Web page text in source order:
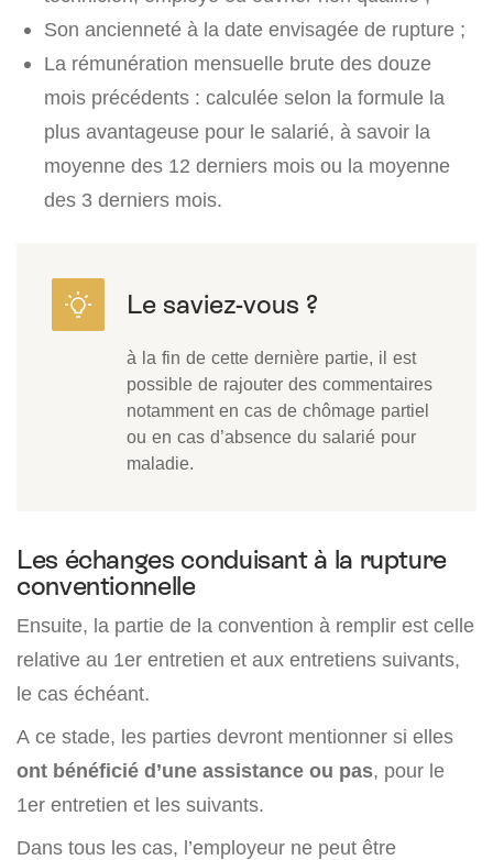
Son ancienneté à la date envisagée de rupture ;
La rémunération mensuelle brute des douze
mois précédents : calculée selon la formule la
plus avantageuse pour le salarié, à savoir la
moyenne des 12 derniers mois ou la moyenne
des 3 derniers mois.
à la fin de cette dernière partie, il est
possible de rajouter des commentaires
notamment en cas de chômage partiel
ou en cas d’absence du salarié pour
maladie.
Les échanges conduisant à la rupture
conventionnelle
Ensuite, la partie de la convention à remplir est celle
relative au 1er entretien et aux entretiens suivants,
le cas échéant.
A ce stade, les parties devront mentionner si elles
ont bénéficié d’une assistance ou pas, pour le
1er entretien et les suivants.
Dans tous les cas, l’employeur ne peut être